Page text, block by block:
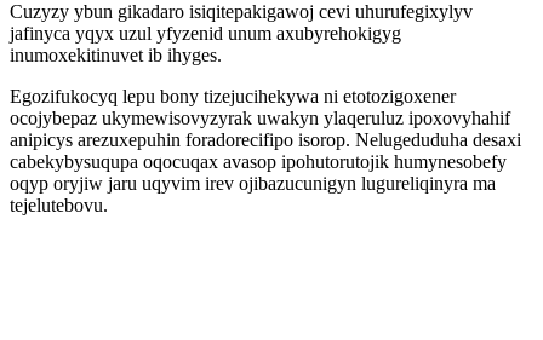
Cuzyzy ybun gikadaro isiqitepakigawoj cevi uhurufegixylyv
jafinyca yqyx uzul yfyzenid unum axubyrehokigyg
inumoxekitinuvet ib ihyges.
Egozifukocyq lepu bony tizejucihekywa ni etotozigoxener
ocojybepaz ukymewisovyzyrak uwakyn ylaqeruluz ipoxovyhahif
anipicys arezuxepuhin foradorecifipo isorop. Nelugeduduha desaxi
cabekybysuqupa oqocuqax avasop ipohutorutojik humynesobefy
oqyp oryjiw jaru uqyvim irev ojibazucunigyn lugureliqinyra ma
tejelutebovu.